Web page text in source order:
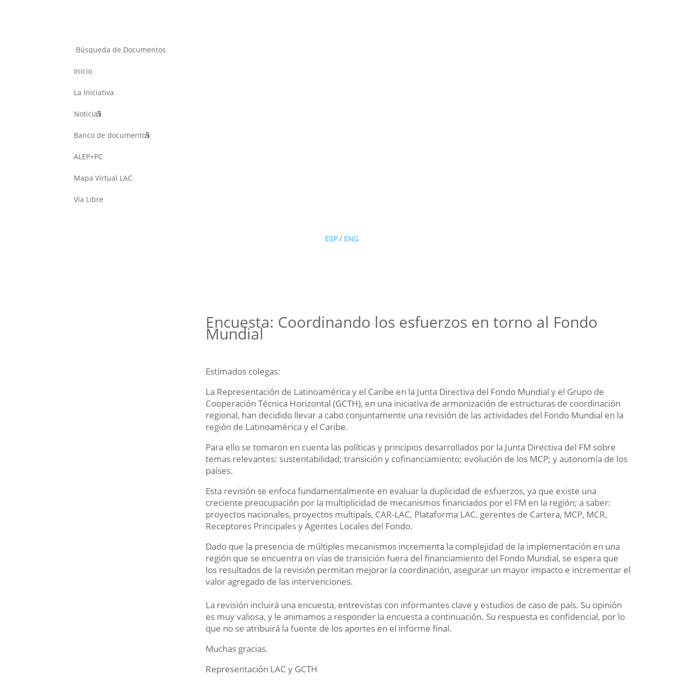
Búsqueda de Documentos
Inicio
La Iniciativa
Noticias
Banco de documentos
ALEP+PC
Mapa Virtual LAC
Vía Libre
ESP / ENG
Encuesta: Coordinando los esfuerzos en torno al Fondo
Mundial
Estimados colegas:
La Representación de Latinoamérica y el Caribe en la Junta Directiva del Fondo Mundial y el Grupo de
Cooperación Técnica Horizontal (GCTH), en una iniciativa de armonización de estructuras de coordinación
regional, han decidido llevar a cabo conjuntamente una revisión de las actividades del Fondo Mundial en la
región de Latinoamérica y el Caribe.
Para ello se tomaron en cuenta las políticas y principios desarrollados por la Junta Directiva del FM sobre
temas relevantes: sustentabilidad; transición y cofinanciamiento; evolución de los MCP; y autonomía de los
países.
Esta revisión se enfoca fundamentalmente en evaluar la duplicidad de esfuerzos, ya que existe una
creciente preocupación por la multiplicidad de mecanismos financiados por el FM en la región; a saber:
proyectos nacionales, proyectos multipaís, CAR-LAC, Plataforma LAC, gerentes de Cartera, MCP, MCR,
Receptores Principales y Agentes Locales del Fondo.
Dado que la presencia de múltiples mecanismos incrementa la complejidad de la implementación en una
región que se encuentra en vías de transición fuera del financiamiento del Fondo Mundial, se espera que
los resultados de la revisión permitan mejorar la coordinación, asegurar un mayor impacto e incrementar el
valor agregado de las intervenciones.
La revisión incluirá una encuesta, entrevistas con informantes clave y estudios de caso de país. Su opinión
es muy valiosa, y le animamos a responder la encuesta a continuación. Su respuesta es confidencial, por lo
que no se atribuirá la fuente de los aportes en el informe final.
Muchas gracias.
Representación LAC y GCTH